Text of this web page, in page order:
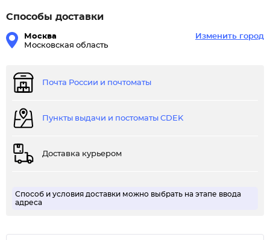
Способы доставки
Москва
Московская область
Изменить город
Почта России и почтоматы
Пункты выдачи и постоматы CDEK
Доставка курьером
Способ и условия доставки можно выбрать на этапе ввода
адреса